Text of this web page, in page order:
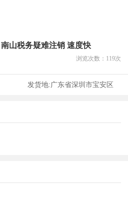
山税务疑难注销 速度快
浏览次数： 119次
发货地:广东省深圳市宝安区